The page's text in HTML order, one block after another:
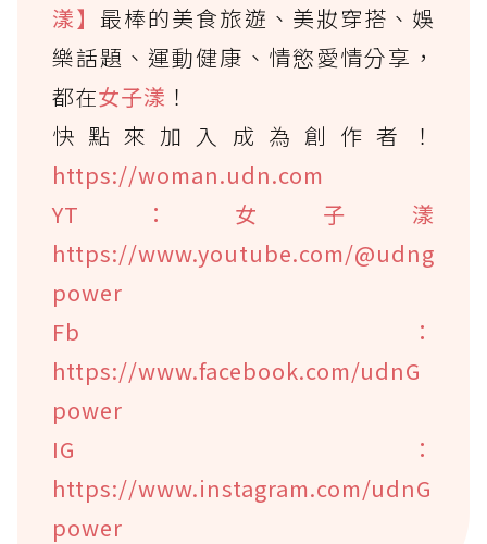
漾】 最棒的美食旅遊、美妝穿搭、娛
樂話題、運動健康、情慾愛情分享，
都在女子漾 ！
快點來加入成為創作者！
https://woman.udn.com
YT：女子漾
https://www.youtube.com/@udng
power
Fb：
https://www.facebook.com/udnG
power
IG：
https://www.instagram.com/udnG
power